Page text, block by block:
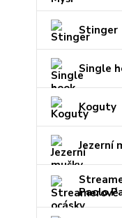
Stinger
Single
Koguty
Jezerní
Paolo